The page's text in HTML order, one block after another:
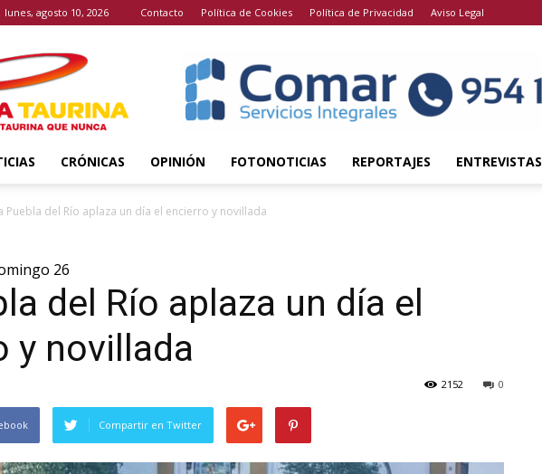
lunes, agosto 10, 2026 Contacto Política de Cookies Política de Privacidad Aviso Legal
CRÓNICAS OPINIÓN FOTONOTICIAS REPORTAJES ENTREVISTAS
Puebla del Río aplaza un día el encierro y novillada
26
del Río aplaza un día el
y novillada
0
2152
Compartir en Twitter